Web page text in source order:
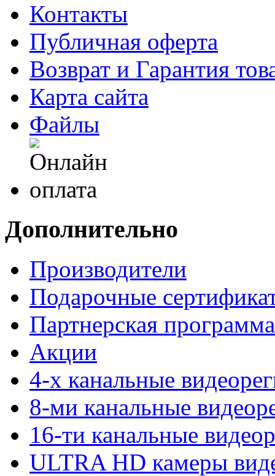
Контакты
Публичная оферта
Возврат и Гарантия
Карта сайта
Файлы
Дополнительно
Производители
Подарочные
Партнерская программа
Акции
4-х канальные
8-ми канальные
16-ти канальные
ULTRA HD камеры